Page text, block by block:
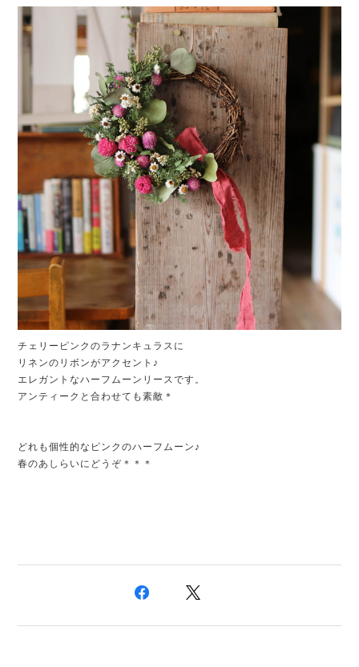
チェリーピンクのラナンキュラスに
リネンのリボンがアクセント♪
エレガントなハーフムーンリースです。
アンティークと合わせても素敵＊
どれも個性的なピンクのハーフムーン♪
春のあしらいにどうぞ＊＊＊